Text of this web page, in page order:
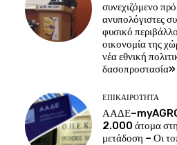
συνεχιζόμενο
ανυπολόγιστες
φυσικό
οικονομία της
νέα εθνική
δασοπροστασία»
ΕΠΙΚΑΙΡΌΤΗΤΑ
2.000 άτομα
μετάδοση – Οι